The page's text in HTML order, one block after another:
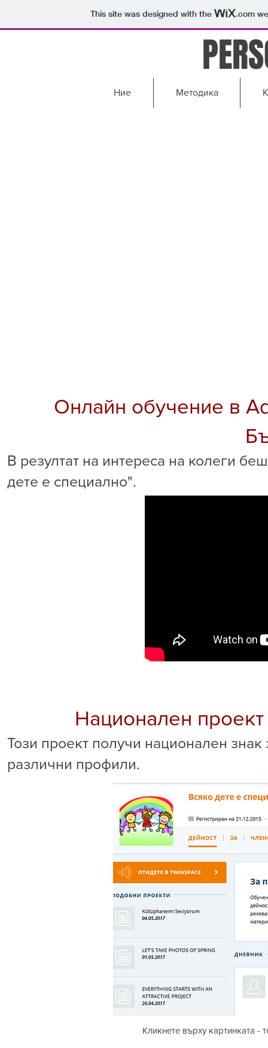
This site was designed with the .com
Ние Методика
Онлайн обучение в
В резултат на интереса на колеги
дете е специално".
Национален
Този проект получи национален
различни профили.
Кликнете върху картинката -